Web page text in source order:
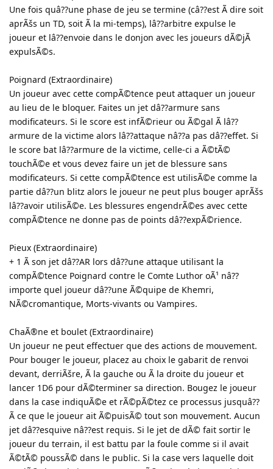
Une fois quâ??une phase de jeu se termine (câ??est Ã dire soit
aprÃšs un TD, soit Ã la mi-temps), lâ??arbitre expulse le
joueur et lâ??envoie dans le donjon avec les joueurs dÃ©jÃ
expulsÃ©s.
Poignard (Extraordinaire)
Un joueur avec cette compÃ©tence peut attaquer un joueur
au lieu de le bloquer. Faites un jet dâ??armure sans
modificateurs. Si le score est infÃ©rieur ou Ã©gal Ã lâ??
armure de la victime alors lâ??attaque nâ??a pas dâ??effet. Si
le score bat lâ??armure de la victime, celle-ci a Ã©tÃ©
touchÃ©e et vous devez faire un jet de blessure sans
modificateurs. Si cette compÃ©tence est utilisÃ©e comme la
partie dâ??un blitz alors le joueur ne peut plus bouger aprÃšs
lâ??avoir utilisÃ©e. Les blessures engendrÃ©es avec cette
compÃ©tence ne donne pas de points dâ??expÃ©rience.
Pieux (Extraordinaire)
+ 1 Ã son jet dâ??AR lors dâ??une attaque utilisant la
compÃ©tence Poignard contre le Comte Luthor oÃ¹ nâ??
importe quel joueur dâ??une Ã©quipe de Khemri,
NÃ©cromantique, Morts-vivants ou Vampires.
ChaÃ®ne et boulet (Extraordinaire)
Un joueur ne peut effectuer que des actions de mouvement.
Pour bouger le joueur, placez au choix le gabarit de renvoi
devant, derriÃšre, Ã la gauche ou Ã la droite du joueur et
lancer 1D6 pour dÃ©terminer sa direction. Bougez le joueur
dans la case indiquÃ©e et rÃ©pÃ©tez ce processus jusquâ??
Ã ce que le joueur ait Ã©puisÃ© tout son mouvement. Aucun
jet dâ??esquive nâ??est requis. Si le jet de dÃ© fait sortir le
joueur du terrain, il est battu par la foule comme si il avait
Ã©tÃ© poussÃ© dans le public. Si la case vers laquelle doit